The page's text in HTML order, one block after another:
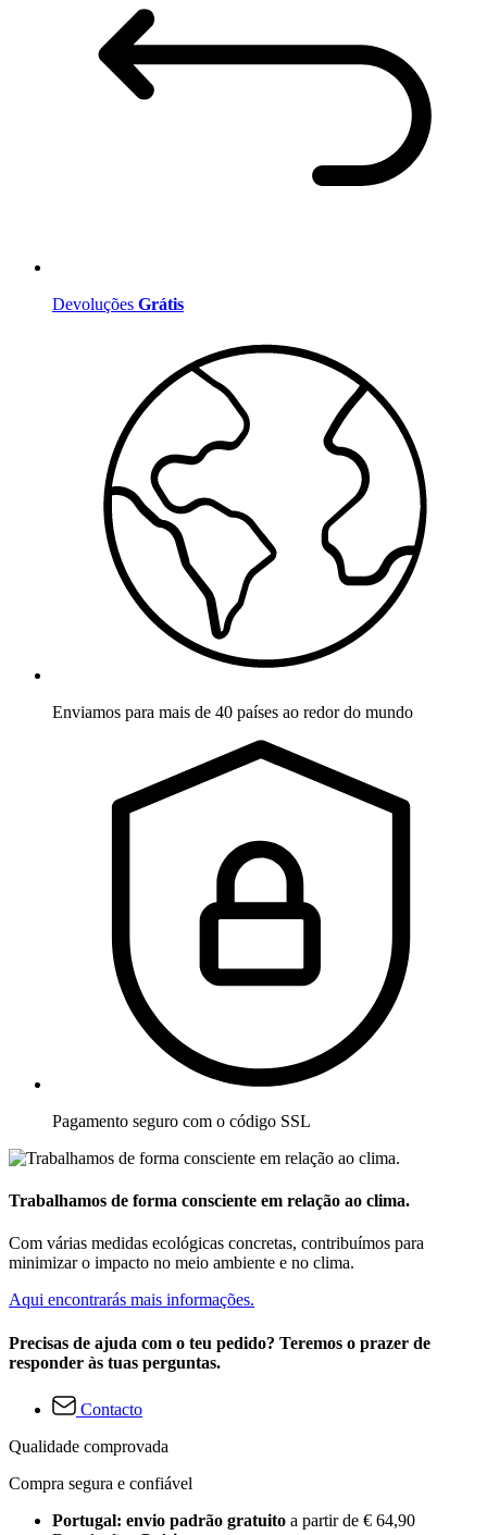
Devoluções Grátis
Enviamos para mais de 40 países ao redor do mundo
Pagamento seguro com o código SSL
Trabalhamos de forma consciente em relação ao clima.
Com várias medidas ecológicas concretas, contribuímos para
minimizar o impacto no meio ambiente e no clima.
Aqui encontrarás mais informações.
Precisas de ajuda com o teu pedido? Teremos o prazer de
responder às tuas perguntas.
Contacto
Qualidade comprovada
Compra segura e confiável
Portugal: envio padrão gratuito a partir de € 64,90